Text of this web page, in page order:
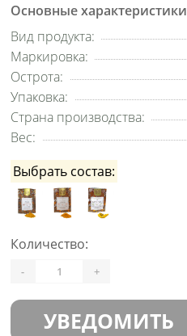
Основные характеристики
Вид продукта:
Маркировка:
Острота:
Упаковка:
Страна производства:
Вес:
Выбрать состав:
Количество:
- +
УВЕДОМИТЬ